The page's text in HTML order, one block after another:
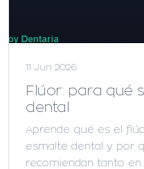
11 Jun 2026
Flúor: para qué
dental
Aprende qué es el
esmalte dental y por
recomiendan tanto